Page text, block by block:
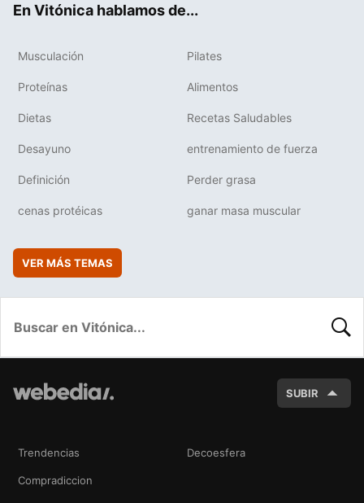
En Vitónica hablamos de...
Musculación Pilates
Proteínas Alimentos
Dietas Recetas Saludables
Desayuno entrenamiento de fuerza
Definición Perder grasa
cenas protéicas ganar masa muscular
VER MÁS TEMAS
SUBIR
Trendencias Decoesfera
Compradiccion